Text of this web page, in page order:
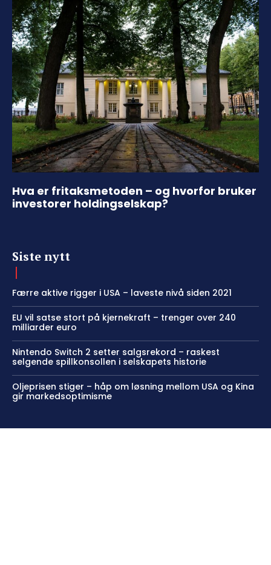
Hva er fritaksmetoden – og hvorfor bruker
investorer holdingselskap?
Siste nytt
Færre aktive rigger i USA – laveste nivå siden 2021
EU vil satse stort på kjernekraft – trenger over 240
milliarder euro
Nintendo Switch 2 setter salgsrekord – raskest
selgende spillkonsollen i selskapets historie
Oljeprisen stiger – håp om løsning mellom USA og Kina
gir markedsoptimisme